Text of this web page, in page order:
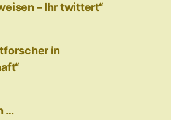
– Ihr twittert“
in
…